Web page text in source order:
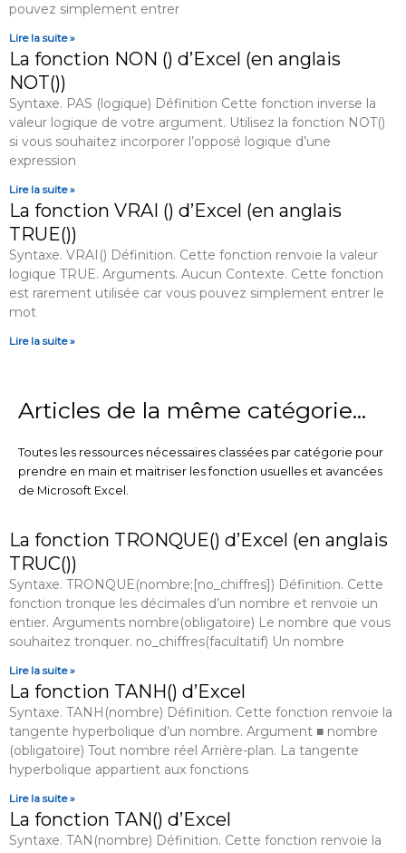
pouvez simplement entrer
Lire la suite »
La fonction NON () d’Excel (en anglais
NOT())
Syntaxe. PAS (logique) Définition Cette fonction inverse la
valeur logique de votre argument. Utilisez la fonction NOT()
si vous souhaitez incorporer l’opposé logique d’une
expression
Lire la suite »
La fonction VRAI () d’Excel (en anglais
TRUE())
Syntaxe. VRAI() Définition. Cette fonction renvoie la valeur
logique TRUE. Arguments. Aucun Contexte. Cette fonction
est rarement utilisée car vous pouvez simplement entrer le
mot
Lire la suite »
Articles de la même catégorie...
Toutes les ressources nécessaires classées par catégorie pour
prendre en main et maitriser les fonction usuelles et avancées
de Microsoft Excel.
La fonction TRONQUE() d’Excel (en anglais
TRUC())
Syntaxe. TRONQUE(nombre;[no_chiffres]) Définition. Cette
fonction tronque les décimales d’un nombre et renvoie un
entier. Arguments nombre(obligatoire) Le nombre que vous
souhaitez tronquer. no_chiffres(facultatif) Un nombre
Lire la suite »
La fonction TANH() d’Excel
Syntaxe. TANH(nombre) Définition. Cette fonction renvoie la
tangente hyperbolique d’un nombre. Argument ■ nombre
(obligatoire) Tout nombre réel Arrière-plan. La tangente
hyperbolique appartient aux fonctions
Lire la suite »
La fonction TAN() d’Excel
Syntaxe. TAN(nombre) Définition. Cette fonction renvoie la
PPP
P